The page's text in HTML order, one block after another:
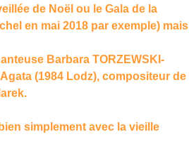
de Noël ou le Gala de la
en mai 2018 par exemple) mais
Barbara TORZEWSKI-
(1984 Lodz), compositeur de
bien simplement avec la vieille